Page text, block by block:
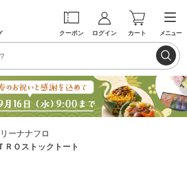
クーポン ログイン カート メニュー
ーナナフロ
ＲＯストックトート